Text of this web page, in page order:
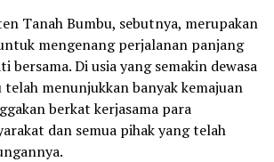
Tanah Bumbu, sebutnya, merupakan
mengenang perjalanan panjang
bersama. Di usia yang semakin dewasa
menunjukkan banyak kemajuan
berkat kerjasama para
dan semua pihak yang telah